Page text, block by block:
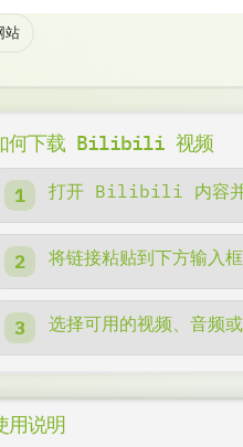
站
何下载 Bilibili 视频
打开 Bilibili 内容并
将链接粘贴到下方输入框
选择可用的视频、音频
用说明